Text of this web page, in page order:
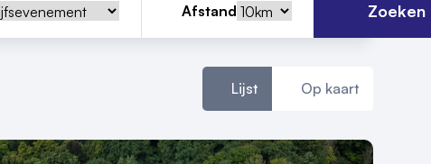
Afstand Zoeken
Lijst Op kaart